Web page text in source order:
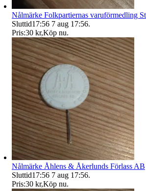
Nålmärke Folkpartiernas varuförmedling
Sluttid17:56 7 aug 17:56.
Pris:30 kr,Köp nu.
Nålmärke Åhlens & Åkerlunds Förlass AB
Sluttid17:56 7 aug 17:56.
Pris:30 kr,Köp nu.